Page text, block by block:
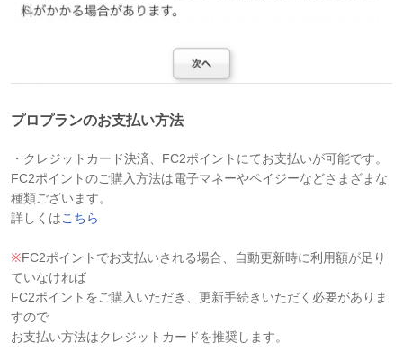
プロプランのお支払い方法
・クレジットカード決済、FC2ポイントにてお支払いが可能です。
FC2ポイントのご購入方法は電子マネーやペイジーなどさまざまな
種類ございます。
詳しくはこちら
※FC2ポイントでお支払いされる場合、自動更新時に利用額が足り
ていなければ
FC2ポイントをご購入いただき、更新手続きいただく必要がありま
すので
お支払い方法はクレジットカードを推奨します。